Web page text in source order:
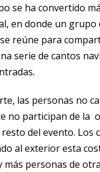
se ha convertido
en donde un grupo
reúne para
serie de cantos
las personas no
no participan de la
del evento. Los
al exterior esta
más personas de